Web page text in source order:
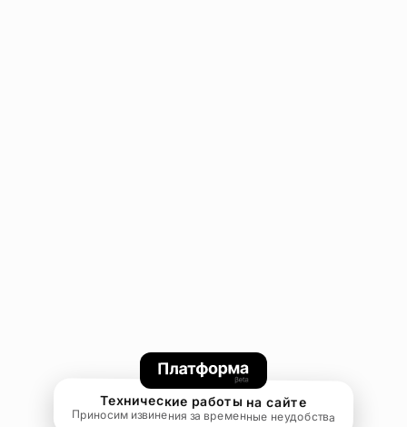
Технические работы на сайте
Приносим извинения за временные неудобства